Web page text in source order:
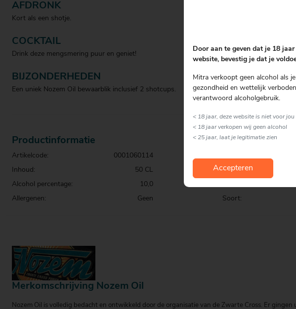
AFDRONK
Kort als een shotje.
COCKTAIL
Drink deze mengsmering puur en geniet!
BIJZONDERHEDEN
Een uniek Nozem Oil bewaarblik inclusief 2 shotcups.
Productinformatie
Artikelcode:
0001060114
Inhoud:
50 CL
Alcohol percentage:
10,0
Allergenen:
Geen
Kenmerk:
Soort:
Merkomschrijving Nozem Oil
Nozem Oil is volledig bedacht en ontwikkeld door de organisatie van de Zwarte Cross. Er
Door aan te geven dat je 18
website, bevestig je dat je
Mitra verkoopt geen alcohol als
gezondheid en wettelijk
verantwoord alcoholgebruik.
< 18 jaar, deze website is niet voor jou
< 18 jaar verkopen wij geen alcohol
< 25 jaar, laat je legitimatie zien
Accepteren